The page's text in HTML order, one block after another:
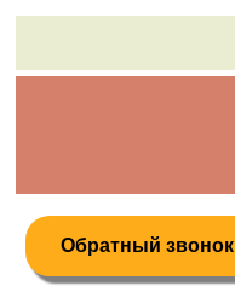
Обратный звонок